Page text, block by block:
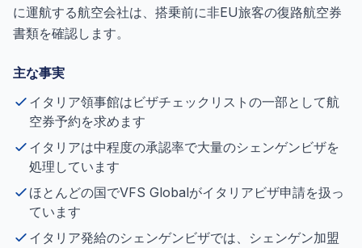
に運航する航空会社は、搭乗前に非EU旅客の復路航空券
書類を確認します。
主な事実
イタリア領事館はビザチェックリストの一部として航
空券予約を求めます
イタリアは中程度の承認率で大量のシェンゲンビザを
処理しています
ほとんどの国でVFS Globalがイタリアビザ申請を扱っ
ています
イタリア発給のシェンゲンビザでは、シェンゲン加盟